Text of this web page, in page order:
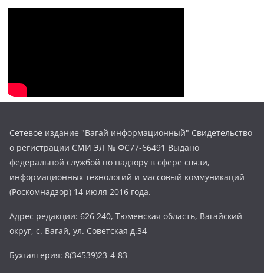
Сетевое издание "Вагай информационный" Свидетельство
о регистрации СМИ ЭЛ № ФС77-66491 Выдано
федеральной службой по надзору в сфере связи,
информационных технологий и массовый коммуникаций
(Роскомнадзор) 14 июля 2016 года.
Адрес редакции: 626 240, Тюменская область, Вагайский
округ, с. Вагай, ул. Советская д.34
Бухгалтерия: 8(34539)23-4-83